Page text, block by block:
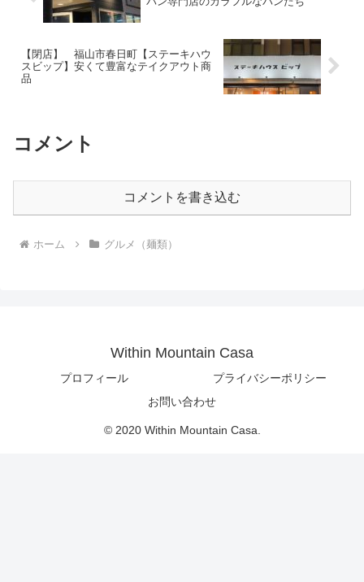
【閉店】 福山市春日町【ステーキハウ
スビップ】安くて豊富なテイクアウト商
品
コメント
コメントを書き込む
ホーム グルメ（麺類）
Within Mountain Casa
プロフィール
プライバシーポリシー
お問い合わせ
© 2020 Within Mountain Casa.